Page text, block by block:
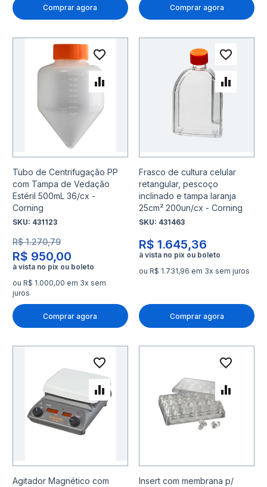
Comprar agora Comprar agora
Tubo de Centrifugação PP
com Tampa de Vedação
Estéril 500mL 36/cx -
Corning
SKU: 431123
R$ 950,00
R$ 1.270,79
ou R$ 1.000,00 em 3x sem
juros
Comprar agora
Adicionar à lista de
Adicionar para Comparar
Frasco de cultura celular
retangular, pescoço
inclinado e tampa laranja
25cm² 200un/cx - Corning
SKU: 431463
R$ 1.645,36
ou R$ 1.731,96 em 3x sem juros
Comprar agora
Agitador Magnético com
Adicionar à lista de
Adicionar para Comparar
Insert com membrana p/